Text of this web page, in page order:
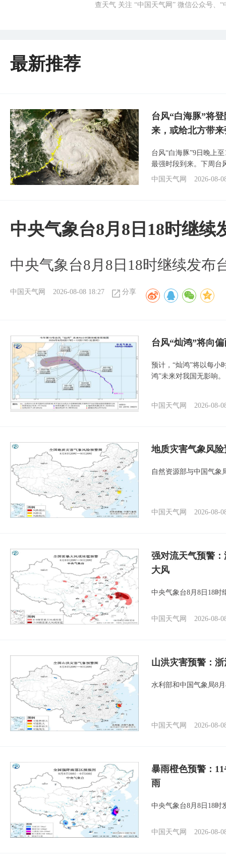
查天气 关注 “中国天气网” 微信公众号、
最新推荐
台风“白海豚”将
来，或给北方带
台风“白海豚”9日晚上
最强时段到来。下周台
中国天气网
2026-08-
中央气象台8月8日18时继续
中央气象台8月8日18时继续发布
中国天气网 2026-08-08 18:27 分享
台风“灿鸿”将向
预计，“灿鸿”将以每小
鸿”未来对我国无影响。
中国天气网 2026-08-
地质灾害气象风
自然资源部与中国气象
中国天气网 2026-08-
强对流天气预警
大风
中央气象台8月8日18时
中国天气网 2026-08-
山洪灾害预警：
水利部和中国气象局8
中国天气网 2026-08-
暴雨橙色预警：
雨
中央气象台8月8日18时
中国天气网 2026-08-